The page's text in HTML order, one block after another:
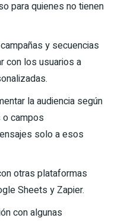
para quienes no tienen
y secuencias
con los usuarios a
la audiencia según
campos
solo a esos
otras plataformas
Sheets y Zapier.
con algunas